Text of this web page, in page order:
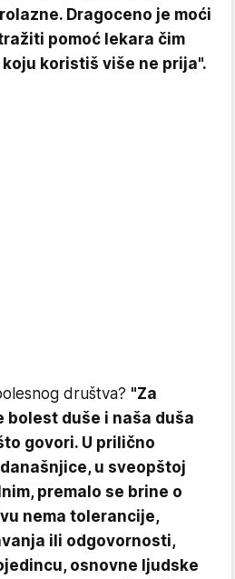
Dragoceno je moći
pomoć lekara čim
koristiš više ne prija".
društva? "Za
bolest duše i naša duša
govori. U prilično
u sveopštoj
premalo se brine o
nema tolerancije,
ili odgovornosti,
osnovne ljudske